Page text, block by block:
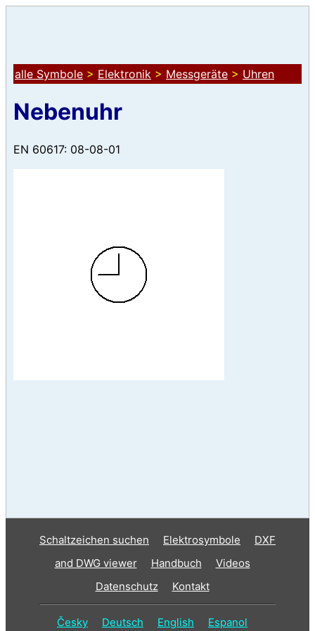
alle Symbole > Elektronik > Messgeräte > Uhren
Nebenuhr
EN 60617: 08-08-01
Schaltzeichen suchen Elektrosymbole
DXF
and DWG viewer
Handbuch
Videos
Datenschutz
Kontakt
Česky Deutsch English Espanol